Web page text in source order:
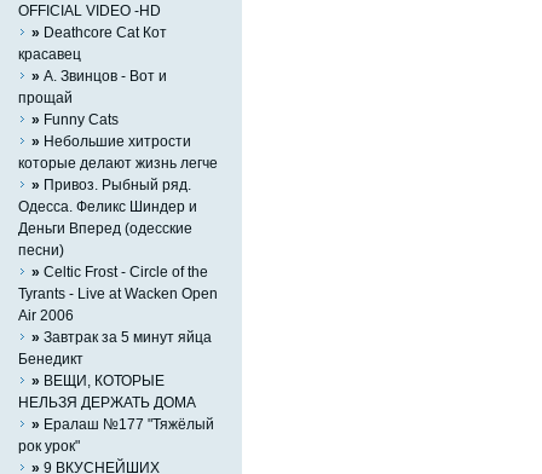
OFFICIAL VIDEO -HD
» Deathcore Cat Кот
красавец
» А. Звинцов - Вот и
прощай
» Funny Cats
» Небольшие хитрости
которые делают жизнь легче
» Привоз. Рыбный ряд.
Одесса. Феликс Шиндер и
Деньги Вперед (одесские
песни)
» Celtic Frost - Circle of the
Tyrants - Live at Wacken Open
Air 2006
» Завтрак за 5 минут яйца
Бенедикт
» ВЕЩИ, КОТОРЫЕ
НЕЛЬЗЯ ДЕРЖАТЬ ДОМА
» Ералаш №177 "Тяжёлый
рок урок"
» 9 ВКУСНЕЙШИХ